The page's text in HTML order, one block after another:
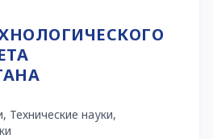
Технические науки,